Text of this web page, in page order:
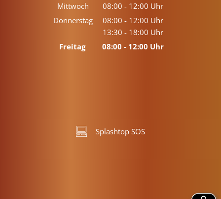
Von 08:00 bis 12:00 Uhr
Mittwoch 08:00 - 12:00 Uhr
Von 08:00 bis 12:00 Uhr
Donnerstag 08:00 - 12:00 Uhr
Von 08:00 bis 12:00 Uhr
13:30 - 18:00 Uhr
Von 13:30 bis 18:00 Uhr
Freitag 08:00 - 12:00 Uhr
Splashtop SOS